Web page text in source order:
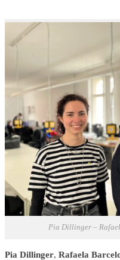
Pia Dillinger –
Pia Dillinger, Rafaela